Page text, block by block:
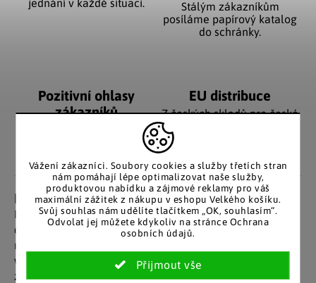
Vážení zákazníci. Soubory cookies a služby třetích stran
nám pomáhají lépe optimalizovat naše služby,
produktovou nabídku a zájmové reklamy pro váš
maximální zážitek z nákupu v eshopu Velkého košíku.
Svůj souhlas nám udělíte tlačítkem „OK, souhlasím“.
Odvolat jej můžete kdykoliv na stránce Ochrana
osobních údajů.
jednání v každé situaci.
Stálým zákazníkům
posíláme papírový katalog
do schránky.
Pozitivní ohlasy
zákazníků
Za desítky let na trhu jsme
EU distribuce
Z českých skladů pro české
zákazníky. Značkové zboží
Detailní popis produktu
Komoda Vandol s dvířky je nadčasovým kusem nábytku,
díky kterému získáte skrytý úložný prostor. Praktické
rozdělení prostoru díky dvěma policím. Skříňka je
víceúčelová a svým nadčasovým a kvalitním
zpracováním vhodná jak do kanceláře, tak i do bytu.